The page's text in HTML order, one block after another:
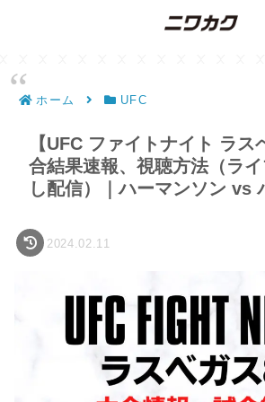
ホーム UFC
【UFC ファイトナイト ラス
合結果速報、視聴方法（ラ
し配信）｜ハーマンソン vs
2024.02.11